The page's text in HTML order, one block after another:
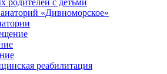
родителей с детьми
«Дивноморское»
реабилитация